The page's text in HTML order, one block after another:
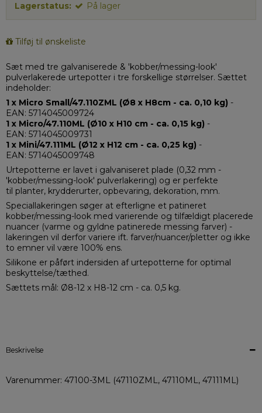
Lagerstatus: På lager
Tilføj til ønskeliste
Sæt med tre galvaniserede & 'kobber/messing-look'
pulverlakerede urtepotter i tre forskellige størrelser. Sættet
indeholder:
1 x Micro Small/47.110ZML (Ø8 x H8cm - ca. 0,10 kg) -
EAN: 5714045009724
1 x Micro/47.110ML (Ø10 x H10 cm - ca. 0,15 kg) -
EAN: 5714045009731
1 x Mini/47.111ML (Ø12 x H12 cm - ca. 0,25 kg) -
EAN: 5714045009748
Urtepotterne er lavet i galvaniseret plade (0,32 mm -
'kobber/messing-look' pulverlakering) og er perfekte
til planter, krydderurter, opbevaring, dekoration, mm.
Speciallakeringen søger at efterligne et patineret
kobber/messing-look med varierende og tilfældigt placerede
nuancer (varme og gyldne patinerede messing farver) -
lakeringen vil derfor variere ift. farver/nuancer/pletter og ikke
to emner vil være 100% ens.
Silikone er påført indersiden af urtepotterne for optimal
beskyttelse/tæthed.
Sættets mål: Ø8-12 x H8-12 cm - ca. 0,5 kg.
Beskrivelse
Varenummer: 47100-3ML (47110ZML, 47110ML, 47111ML)